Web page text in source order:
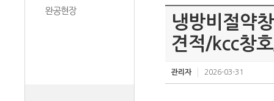
완공현장
냉방비절약
견적/kcc창
관리자 2026-03-31